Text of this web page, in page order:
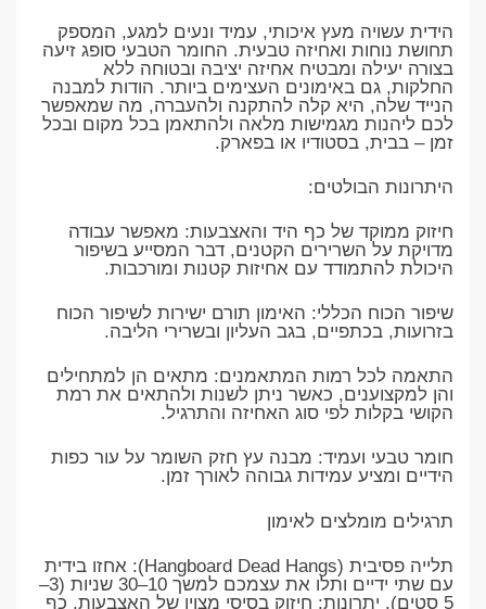
​הידית עשויה מעץ איכותי, עמיד ונעים למגע, המספק
תחושת נוחות ואחיזה טבעית. החומר הטבעי סופג זיעה
בצורה יעילה ומבטיח אחיזה יציבה ובטוחה ללא
החלקות, גם באימונים העצימים ביותר. הודות למבנה
הנייד שלה, היא קלה להתקנה ולהעברה, מה שמאפשר
לכם ליהנות מגמישות מלאה ולהתאמן בכל מקום ובכל
זמן – בבית, בסטודיו או בפארק.
​היתרונות הבולטים:
​חיזוק ממוקד של כף היד והאצבעות: מאפשר עבודה
מדויקת על השרירים הקטנים, דבר המסייע בשיפור
היכולת להתמודד עם אחיזות קטנות ומורכבות.
​שיפור הכוח הכללי: האימון תורם ישירות לשיפור הכוח
בזרועות, בכתפיים, בגב העליון ובשרירי הליבה.
​התאמה לכל רמות המתאמנים: מתאים הן למתחילים
והן למקצוענים, כאשר ניתן לשנות ולהתאים את רמת
הקושי בקלות לפי סוג האחיזה והתרגיל.
​חומר טבעי ועמיד: מבנה עץ חזק השומר על עור כפות
הידיים ומציע עמידות גבוהה לאורך זמן.
​תרגילים מומלצים לאימון
​תלייה פסיבית (Hangboard Dead Hangs): אחזו בידית
עם שתי ידיים ותלו את עצמכם למשך 10–30 שניות (3–
5 סטים). יתרונות: חיזוק בסיסי מצוין של האצבעות, כף